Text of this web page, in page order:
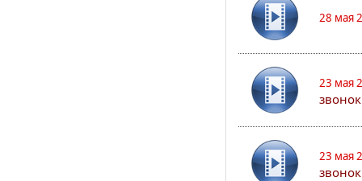
28 мая
23 мая
звонок
23 мая
звонок